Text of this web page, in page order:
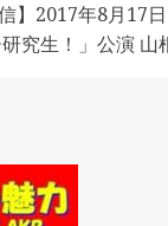
】2017年8月17
究生！」公演 山